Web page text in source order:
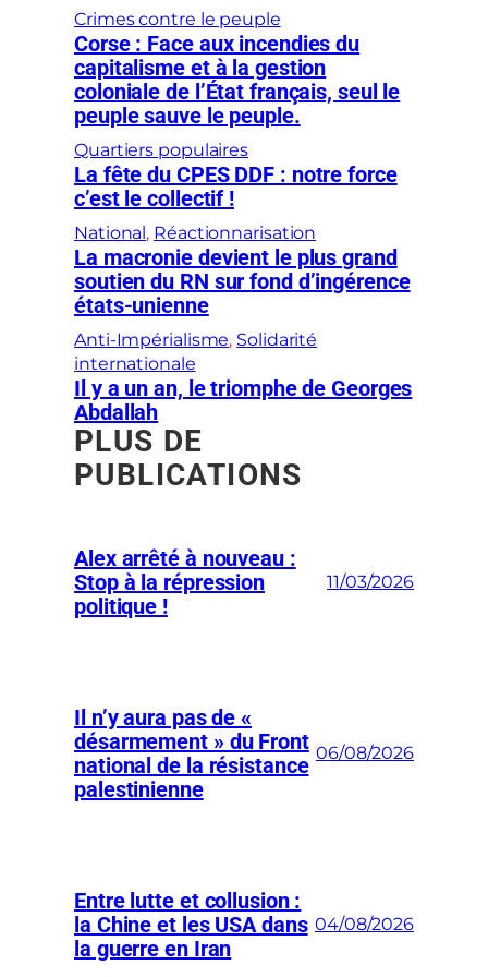
Crimes contre le peuple
Corse : Face aux incendies du
capitalisme et à la gestion
coloniale de l’État français, seul le
peuple sauve le peuple.
Quartiers populaires
La fête du CPES DDF : notre force
c’est le collectif !
National, Réactionnarisation
La macronie devient le plus grand
soutien du RN sur fond d’ingérence
états-unienne
Anti-Impérialisme, Solidarité
internationale
Il y a un an, le triomphe de Georges
Abdallah
PLUS DE
PUBLICATIONS
Alex arrêté à nouveau :
Stop à la répression
politique !
11/03/2026
Il n’y aura pas de «
désarmement » du Front
national de la résistance
palestinienne
06/08/2026
Entre lutte et collusion :
la Chine et les USA dans
la guerre en Iran
04/08/2026